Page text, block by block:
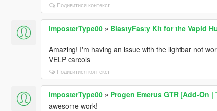
Подивитися контекст
ImposterType00» BlastyFasty Kit for the Vapid
Amazing! I'm having an issue with the lightbar not
VELP carcols
Подивитися контекст
ImposterType00» Progen Emerus GTR [Add-On |
awesome work!